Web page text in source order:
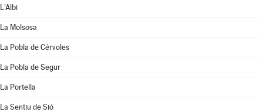
L'Albi
La Molsosa
La Pobla de Cérvoles
La Pobla de Segur
La Portella
La Sentiu de Sió